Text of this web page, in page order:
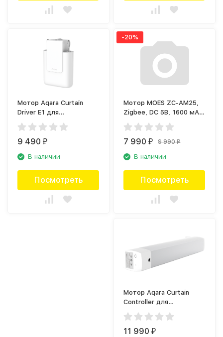
Мотор Aqara Curtain
Driver E1 для
раздвижных штор Белый
(CM-M01)
9 490₽
В наличии
Посмотреть
-20%
Мотор MOES ZC-AM25,
Zigbee, DC 5В, 1600 мА
для рулонных штор
7 990₽ 9 990₽
В наличии
Посмотреть
Мотор Aqara Curtain
Controller для
раздвижных штор Белый
(ZNCLDJ11LM)
11 990₽